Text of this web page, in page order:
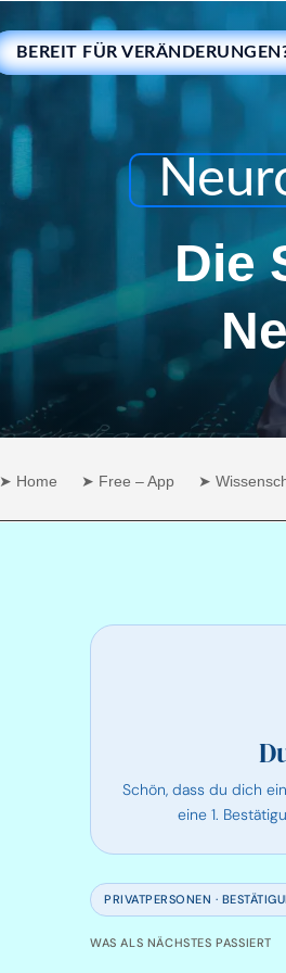
BEREIT FÜR
Die
➤ Home ➤ Free – App ➤
Schön, dass du dich
eine 1.
PRIVATPERSONEN ·
WAS ALS NÄCHSTES PASSIERT